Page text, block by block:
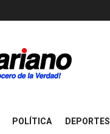
POLÍTICA DEPORTES